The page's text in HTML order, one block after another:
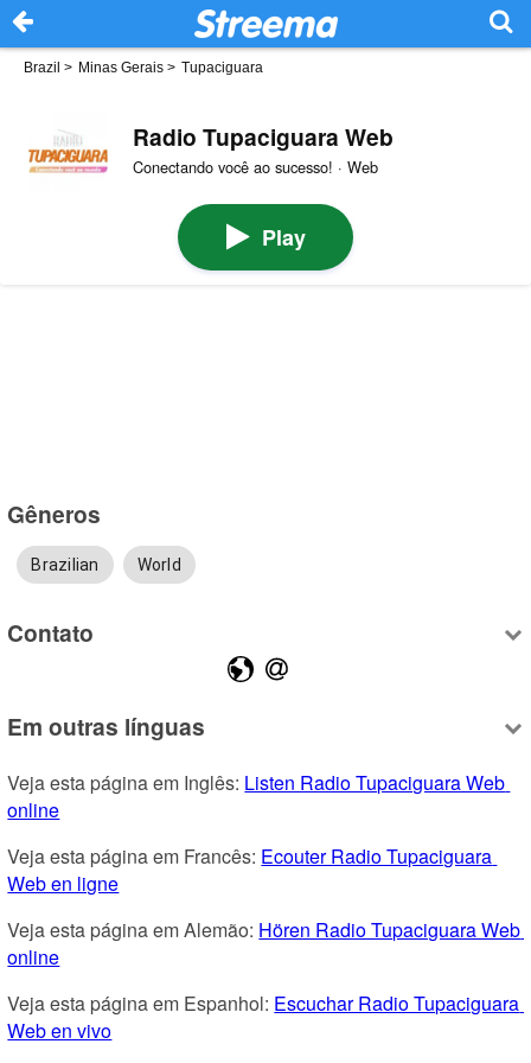
Brazil > Minas Gerais > Tupaciguara
Radio Tupaciguara Web
Conectando você ao sucesso! · Web
Play
Gêneros
Brazilian World
Contato
Em outras línguas
Veja esta página em Inglês: Listen Radio Tupaciguara Web
online
Veja esta página em Francês: Ecouter Radio Tupaciguara
Web en ligne
Veja esta página em Alemão: Hören Radio Tupaciguara Web
online
Veja esta página em Espanhol: Escuchar Radio Tupaciguara
Web en vivo